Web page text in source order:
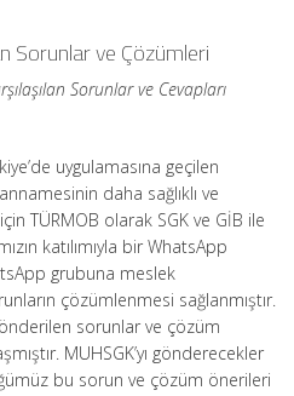
Sorunlar ve Çözümleri
Sorunlar ve Cevapları
uygulamasına geçilen
daha sağlıklı ve
TÜRMOB olarak SGK ve GİB ile
katılımıyla bir WhatsApp
grubuna meslek
çözümlenmesi sağlanmıştır.
sorunlar ve çözüm
MUHSGK’yı gönderecekler
bu sorun ve çözüm önerileri